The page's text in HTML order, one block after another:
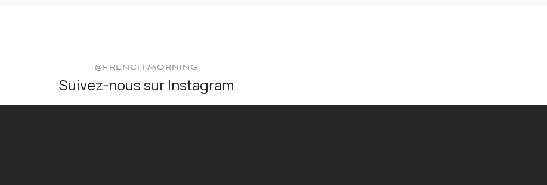
@FRENCH.MORNING
Suivez-nous sur Instagram